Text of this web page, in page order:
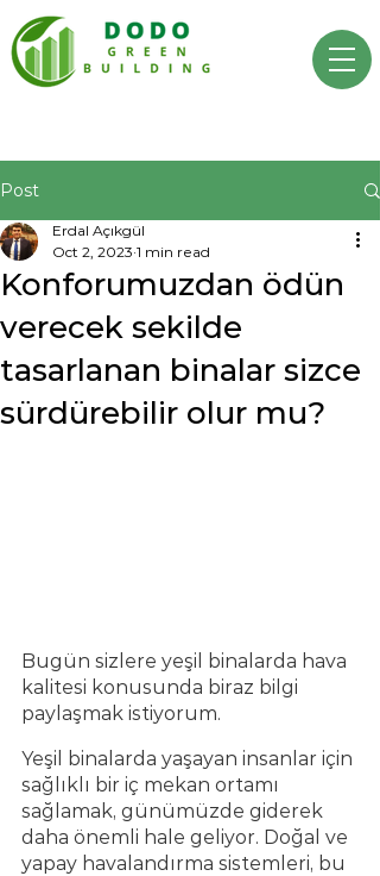
Post
Konforumuzdan ödün
verecek sekilde
tasarlanan binalar sizce
sürdürebilir olur mu?
Erdal Açıkgül
Oct 2, 2023 1 min read
Bugün sizlere yeşil binalarda hava
kalitesi konusunda biraz bilgi
paylaşmak istiyorum.
Yeşil binalarda yaşayan insanlar için
sağlıklı bir iç mekan ortamı
sağlamak, günümüzde giderek
daha önemli hale geliyor. Doğal ve
yapay havalandırma sistemleri, bu